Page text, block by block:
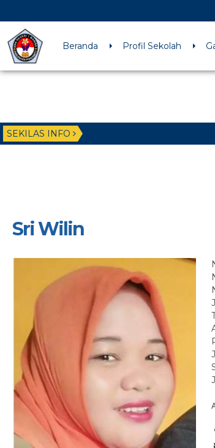
Beranda Profil Sekolah
SEKILAS INFO
Sri Wilin